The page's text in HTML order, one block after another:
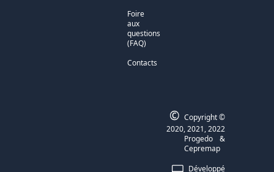
Foire
aux
questions
(FAQ)
Contacts
Développé
© Copyright ©
2020, 2021, 2022
Progedo
&
Cepremap